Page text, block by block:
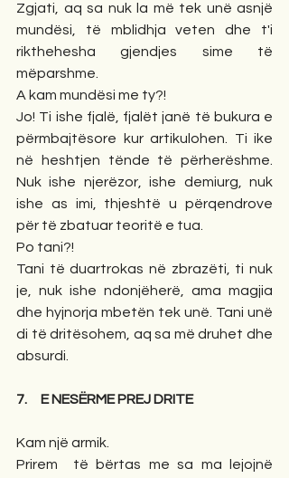
Zgjati, aq sa nuk la më tek unë asnjë
mundësi, të mblidhja veten dhe t'i
rikthehesha gjendjes sime të
mëparshme.
A kam mundësi me ty?!
Jo! Ti ishe fjalë, fjalët janë të bukura e
përmbajtësore kur artikulohen. Ti ike
në heshtjen tënde të përherëshme.
Nuk ishe njerëzor, ishe demiurg, nuk
ishe as imi, thjeshtë u përqendrove
për të zbatuar teoritë e tua.
Po tani?!
Tani të duartrokas në zbrazëti, ti nuk
je, nuk ishe ndonjëherë, ama magjia
dhe hyjnorja mbetën tek unë. Tani unë
di të dritësohem, aq sa më druhet dhe
absurdi.
7.     E NESËRME PREJ DRITE
Kam një armik.
Prirem  të bërtas me sa ma lejojnë